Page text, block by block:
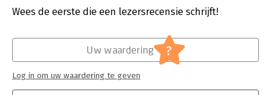
hebben – herkent.
• Informatief en met praktische tips.
Wil jij ook aan de slag met de emotiemeter uit dit boek?
Download deze gratis via de webshop van Geef me de 5:
https://www.geefmede5.nl/webshop/hulpmiddelen-en-tips.
Verschijningsdatum:
6-12-2019
Jeugd
Streepjesserie Geef me de 5
Wees de eerste die een lezersrecensie schrijft!
Uw waardering ?
Log in om uw waardering te geven